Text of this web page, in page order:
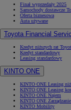
Finał wyprzedaży 2025
Samochody dostawcze
Oferta biznesowa
Auta używane
Toyota Financial
Kredyt niższych rat
Kredyt standardowy
Leasing standardowy
KINTO ONE
KINTO ONE Leasing
KINTO ONE Leasing
KINTO ONE Najem
KINTO ONE
KINTO Mobility